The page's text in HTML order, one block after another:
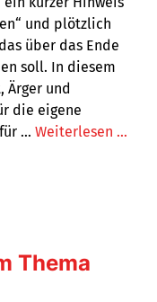
und plötzlich
über das Ende
soll. In diesem
Ärger und
die eigene
… Weiterlesen …
Thema